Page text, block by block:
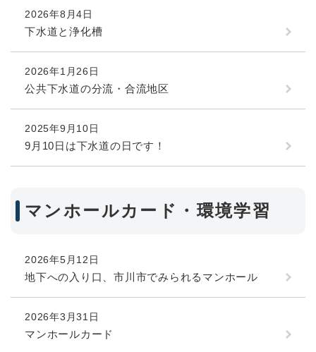
2026年8月4日
下水道と浄化槽
2026年1月26日
公共下水道の分流・合流地区
2025年9月10日
9月10日は下水道の日です！
マンホールカード・環境学習
2026年5月12日
地下への入り口、市川市でみられるマンホール
2026年3月31日
マンホールカード